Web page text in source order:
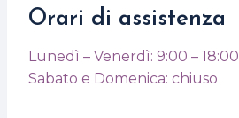
Orari di assistenza
Lunedì – Venerdì: 9:00 – 18:00
Sabato e Domenica: chiuso